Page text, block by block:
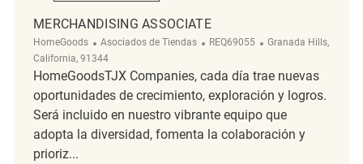
MERCHANDISING ASSOCIATE
HomeGoods Categoría
Asociados de Tiendas ReqId
REQ69055 Ubicación
Granada Hills,
California, 91344
HomeGoodsTJX Companies, cada día trae nuevas
oportunidades de crecimiento, exploración y logros.
Será incluido en nuestro vibrante equipo que
adopta la diversidad, fomenta la colaboración y
prioriz...